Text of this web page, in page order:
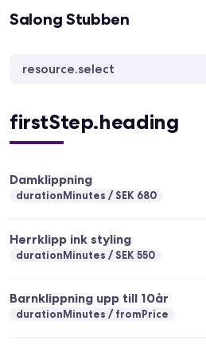
Salong Stubben
resource.select
firstStep.heading
Damklippning
durationMinutes SEK 680
Herrklipp ink styling
durationMinutes SEK 550
Barnklippning upp till 10år
durationMinutes fromPrice